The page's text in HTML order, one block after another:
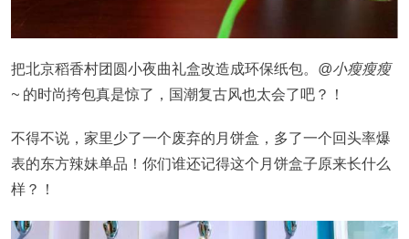
把北京稻香村团圆小夜曲礼盒改造成环保纸包。 @小瘦瘦瘦
~ 的时尚挎包真是惊了，国潮复古风也太会了吧？！
不得不说，家里少了一个废弃的月饼盒，多了一个回头率爆
表的东方辣妹单品！你们谁还记得这个月饼盒子原来长什么
样？！